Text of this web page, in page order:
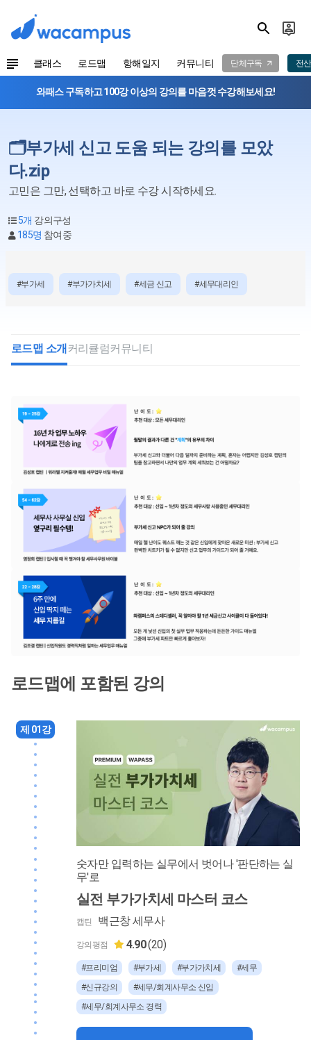
클래스 로드맵 항해일지 커뮤니티 단체구독 전
와패스 구독하고 100강 이상의 강의를 마음껏 수강해보세요!
🗂️부가세 신고 도움 되는 강의를 모았
다.zip
고민은 그만, 선택하고 바로 수강 시작하세요.
5개 강의구성
185명 참여중
#부가세 #부가가치세 #세금 신고 #세무대리인
로드맵 소개 커리큘럼커뮤니티
로드맵에 포함된 강의
제 01강
숫자만 입력하는 실무에서 벗어나 '판단하는 실
무'로
실전 부가가치세 마스터 코스
캡틴 백근창 세무사
강의평점 4.90(20)
#프리미엄 #부가세 #부가가치세
#세무
#신규강의
#세무/회계사무소 신입
#세무/회계사무소 경력